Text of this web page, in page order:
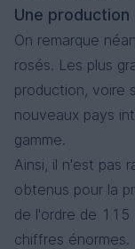
Une production
On remarque
rosés. Les plus
production, voire
nouveaux pays
gamme.
Ainsi, il n'est pas
obtenus pour la
de l'ordre de 115
chiffres